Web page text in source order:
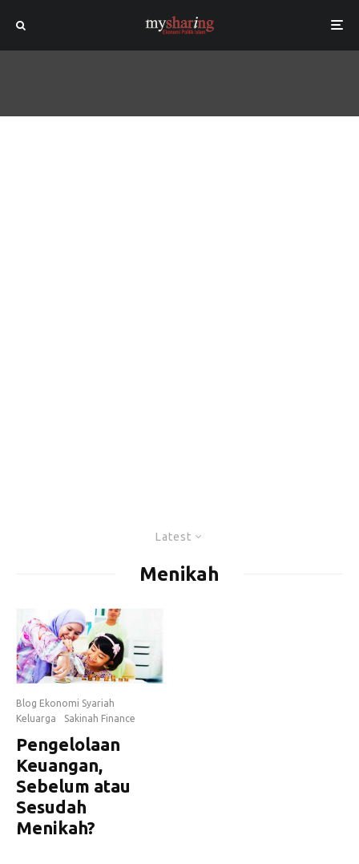
Latest
Menikah
Blog Ekonomi Syariah
Keluarga
Sakinah Finance
Pengelolaan
Keuangan,
Sebelum atau
Sesudah
Menikah?